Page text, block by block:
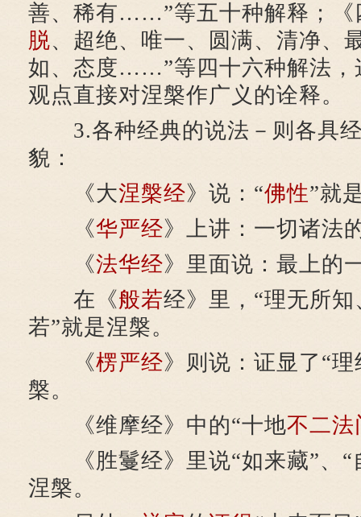
善、稀有……”等五十种解释；《
脱、超绝、唯一、圆满、清净、
如、态度……”等四十六种解法，
观点直接对涅槃作广义的诠释。
3.各种经典的说法－则各具经
貌：
《大涅槃经》说：“佛性”就
《华严经》上讲：一切诸法
《法华经》里面说：最上的
在《般若经》里，“理无所
若”就是涅槃。
《楞严经》则说：证显了“
槃。
《维摩经》中的“十地不二法
《胜鬘经》里说“如来藏”、“
涅槃。